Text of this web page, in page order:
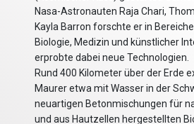
Nasa-Astronauten Raja Chari,
Kayla Barron forschte er in
Biologie, Medizin und künstlicher
erprobte dabei neue Technologien.
Rund 400 Kilometer über der Erde
Maurer etwa mit Wasser in der
neuartigen Betonmischungen für
und aus Hautzellen hergestellten